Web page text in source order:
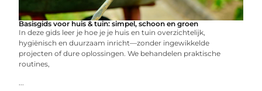
Basisgids voor huis & tuin: simpel, schoon en groen
In deze gids leer je hoe je je huis en tuin overzichtelijk,
hygiënisch en duurzaam inricht—zonder ingewikkelde
projecten of dure oplossingen. We behandelen praktische
routines,
...